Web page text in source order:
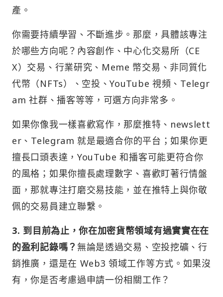
產。
你需要持續學習、不斷進步。那麼，具體該專注
於哪些方向呢？內容創作、中心化交易所（CE
X）交易、行業研究、Meme 幣交易、非同質化
代幣（NFTs）、空投、YouTube 視頻、Telegr
am 社群、播客等等，可選方向非常多。
如果你像我一樣喜歡寫作，那麼推特、newslett
er、Telegram 就是最適合你的平台；如果你更
擅長口頭表達，YouTube 和播客可能更符合你
的風格；如果你擅長處理數字、喜歡盯著行情盤
面，那就專注打磨交易技能，並在推特上與你敬
佩的交易員建立聯繫。
3. 到目前為止，你在加密貨幣領域有過實實在在
的盈利記錄嗎？ 無論是透過交易、空投挖礦、行
銷推廣，還是在 Web3 領域工作等方式。如果沒
有，你是否考慮過申請一份相關工作？